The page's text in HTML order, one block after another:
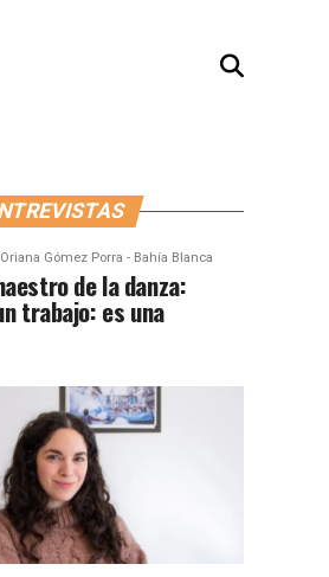
Oriana Gómez Porra - Bahía Blanca
de la danza:
trabajo: es una